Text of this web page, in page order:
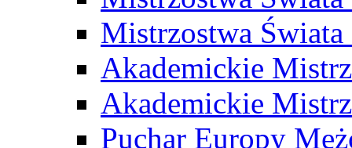
Mistrzostwa
Akademickie
Akademickie
Puchar Europy